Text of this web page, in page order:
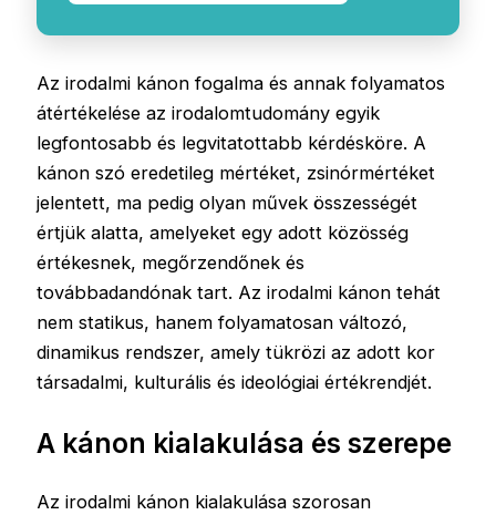
Az irodalmi kánon fogalma és annak folyamatos
átértékelése az irodalomtudomány egyik
legfontosabb és legvitatottabb kérdésköre. A
kánon szó eredetileg mértéket, zsinórmértéket
jelentett, ma pedig olyan művek összességét
értjük alatta, amelyeket egy adott közösség
értékesnek, megőrzendőnek és
továbbadandónak tart. Az irodalmi kánon tehát
nem statikus, hanem folyamatosan változó,
dinamikus rendszer, amely tükrözi az adott kor
társadalmi, kulturális és ideológiai értékrendjét.
A kánon kialakulása és szerepe
Az irodalmi kánon kialakulása szorosan